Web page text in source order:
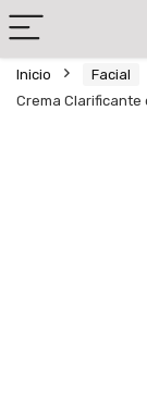
Inicio Facial
Crema Clarificante